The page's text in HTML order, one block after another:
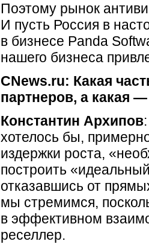
Поэтому рынок
И пусть Россия в
в бизнесе Panda
нашего бизнеса
CNews.ru: Какая
партнеров, а какая
Константин Архипов
хотелось бы,
издержки роста,
построить
отказавшись от
мы стремимся,
в эффективном
реселлер.